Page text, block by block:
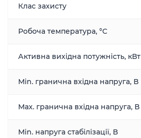
Клас захисту
Робоча температура, °С
Активна вихідна потужність, кВт
Min. гранична вхідна напруга, В
Max. гранична вхідна напруга, В
Min. напруга стабілізації, В